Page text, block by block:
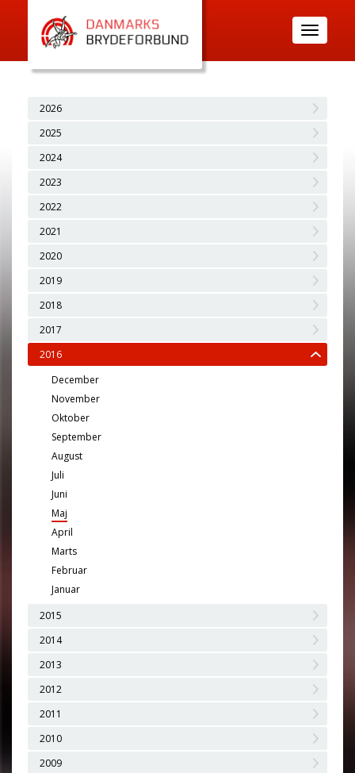
Toggle
navigation
2026
2025
2024
2023
2022
2021
2020
2019
2018
2017
2016
December
November
Oktober
September
August
Juli
Juni
Maj
April
Marts
Februar
Januar
2015
2014
2013
2012
2011
2010
2009